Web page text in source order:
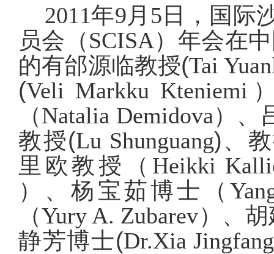
2011年9月 5 日，国际
员会（SCISA）年会在
的有邰源临教授(Tai
(Veli Markku Kteniemi
（Natalia Demidova）、
教授(Lu Shunguang)、
里欧教授（ Heikki
）、杨宝茹博士（
（Yury A. Zubarev）、
静芳博士(Dr.Xia Jingfang